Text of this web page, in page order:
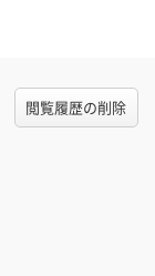
閲覧履歴の削除